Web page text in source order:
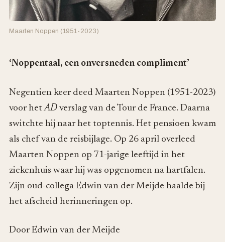
Maarten Noppen (1951-2023)
‘Noppentaal, een onversneden compliment’
Negentien keer deed Maarten Noppen (1951-2023)
voor hetAD verslag van de Tour de France. Daarna
switchte hij naar het toptennis. Het pensioen kwam
als chef van de reisbijlage. Op 26 april overleed
Maarten Noppen op 71-jarige leeftijd in het
ziekenhuis waar hij was opgenomen na hartfalen.
Zijn oud-collega Edwin van der Meijde haalde bij
het afscheid herinneringen op.
Door Edwin van der Meijde